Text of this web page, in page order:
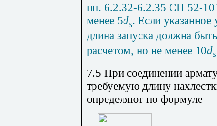
пп. 6.2.32-6.2.35 СП 52-
менее 5ds. Если указанное
длина запуска должна
расчетом, но не менее 10ds
7.5 При соединении
требуемую длину
определяют по формуле